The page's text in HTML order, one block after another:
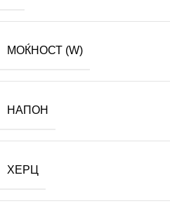
МОЌНОСТ (W)
НАПОН
ХЕРЦ